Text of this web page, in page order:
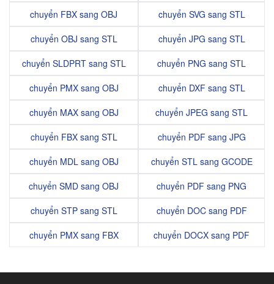
chuyển FBX sang OBJ
chuyển OBJ sang STL
chuyển SLDPRT sang STL
chuyển PMX sang OBJ
chuyển MAX sang OBJ
chuyển FBX sang STL
chuyển MDL sang OBJ
chuyển SMD sang OBJ
chuyển STP sang STL
chuyển PMX sang FBX
chuyển SVG sang STL
chuyển JPG sang STL
chuyển PNG sang STL
chuyển DXF sang STL
chuyển JPEG sang STL
chuyển PDF sang JPG
chuyển STL sang GCODE
chuyển PDF sang PNG
chuyển DOC sang PDF
chuyển DOCX sang PDF